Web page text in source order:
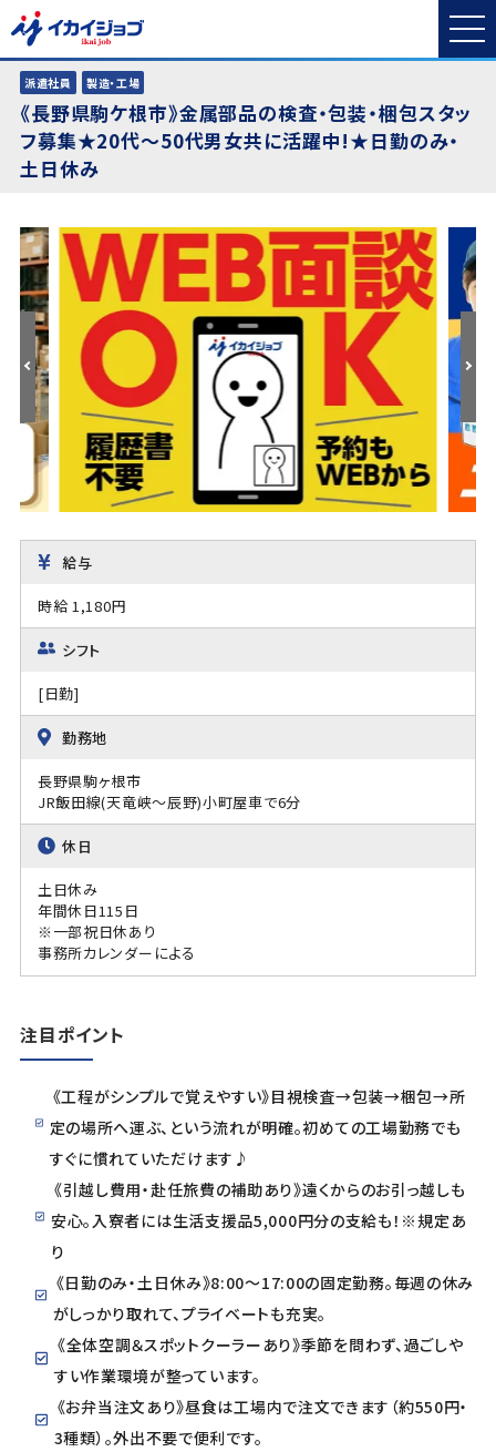
派遣社員 製造・工場
《長野県駒ケ根市》金属部品の検査・包装・梱包スタッ
フ募集★20代～50代男女共に活躍中!★日勤のみ・
土日休み
給与
時給 1,180円
シフト
[日勤]
勤務地
長野県駒ヶ根市
JR飯田線(天竜峡～辰野)小町屋車で6分
休日
土日休み
年間休日115日
※一部祝日休あり
事務所カレンダーによる
注目ポイント
《工程がシンプルで覚えやすい》目視検査→包装→梱包→所
定の場所へ運ぶ、という流れが明確。初めての工場勤務でも
すぐに慣れていただけます♪
《引越し費用・赴任旅費の補助あり》遠くからのお引っ越しも
安心。入寮者には生活支援品5,000円分の支給も！※規定あ
り
《日勤のみ・土日休み》8:00〜17:00の固定勤務。毎週の休み
がしっかり取れて、プライベートも充実。
《全体空調＆スポットクーラーあり》季節を問わず、過ごしや
すい作業環境が整っています。
《お弁当注文あり》昼食は工場内で注文できます（約550円・
3種類）。外出不要で便利です。